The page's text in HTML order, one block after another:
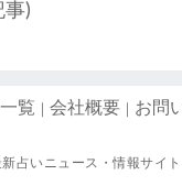
事)
覧 会社概要 お問
新占いニュース・情報サイ